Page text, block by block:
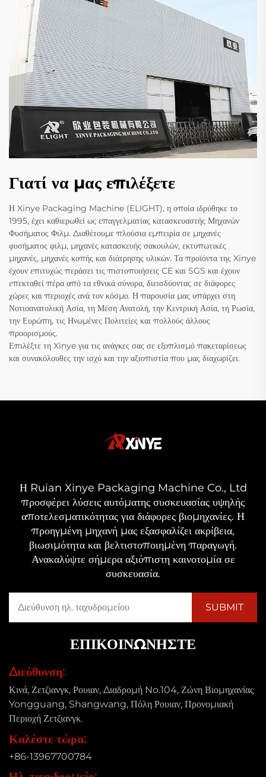
Γιατί να μας επιλέξετε
Η Xinye Packaging Machine (ELIGHT), η οποία ιδρύθηκε το
1995, έχει καθιερωθεί ως επαγγελματίας κατασκευαστής Μηχανών
Φυσήματος Φιλμ. Διαθέτουμε πλούσια εμπειρία σε μηχανές
φυσήματος φιλμ, μηχανές κατασκευής σακουλών, εκτυπωτικές
μηχανές, μηχανές κοπής και διάτρησης υλικών. Τα προϊόντα της Xinye
έχουν επιτυχώς περάσει τις πιστοποιήσεις CE και SGS και έχουν
επεκταθεί πέρα από τα εθνικά σύνορα, διεισδύοντας σε διάφορες
χώρες και περιοχές ανά τον κόσμο. Η παρουσία μας υπάρχει στη
Νοτιοανατολική Ασία, τη Μέση Ανατολή, την Κεντρική Ασία, τη Ρωσία,
την Ευρώπη, τις Ηνωμένες Πολιτείες και πολλούς άλλους
προορισμούς.
Επιλέξτε τη Xinye για τις ανάγκες σας σε εξοπλισμό πακεταρίσεως
και συνακόλουθες την ισχύ και την αξιοπιστία που μας διαχωρίζει.
Η Ruian Xinye Packaging Machine Co., Ltd
προσφέρει λύσεις αυτόματης συσκευασίας υψηλής
αποτελεσματικότητας για διάφορες βιομηχανίες. Η
προηγμένη μηχανή μας εξασφαλίζει ακρίβεια,
βιωσιμότητα και βελτιστοποιημένη παραγωγή.
Ανακαλύψτε σήμερα αξιόπιστη καινοτομία σε
συσκευασία.
ΕΠΙΚΟΙΝΩΝΉΣΤΕ
Διεύθυνση:
Κινά, Ζετζιανγκ, Ρουιαν, Διαδρομή No.104, Ζώνη Βιομηχανίας
Yongguang, Shangwang, Πόλη Ρουιαν, Προνομιακή
Περιοχή Ζετζιανγκ.
Καλέστε τώρα:
+86-13967700784